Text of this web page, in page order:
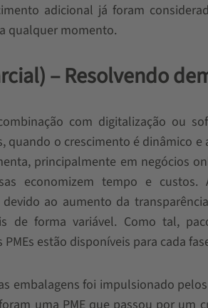
adicional já foram
qualquer momento.
– Resolvendo
com digitalização ou
quando o crescimento é dinâmico
principalmente em negócios
economizem tempo e
ao aumento da
​​de forma variável. Como tal,
estão disponíveis para cada
embalagens foi impulsionado